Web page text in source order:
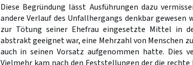
Diese Begründung lässt Ausführungen dazu
andere Verlauf des Unfallhergangs denkbar gewesen
zur Tötung seiner Ehefrau eingesetzte Mittel in
abstrakt geeignet war, eine Mehrzahl von Menschen
auch in seinen Vorsatz aufgenommen hatte. Dies